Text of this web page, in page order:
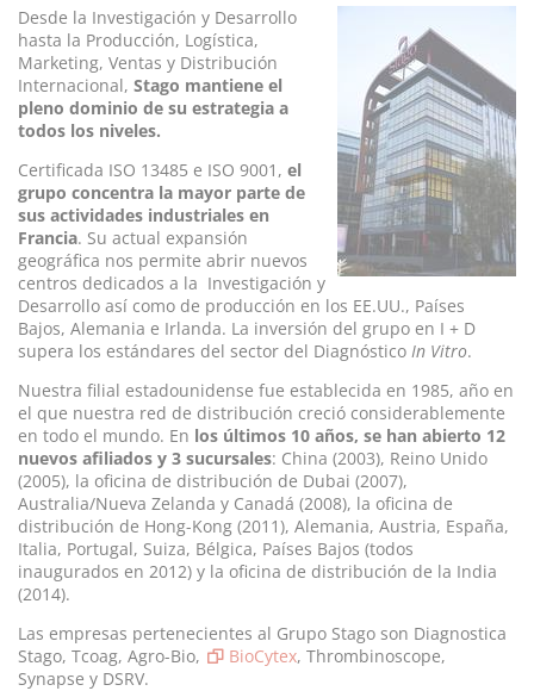
Desde la Investigación y Desarrollo
hasta la Producción, Logística,
Marketing, Ventas y Distribución
Internacional, Stago mantiene el
pleno dominio de su estrategia a
todos los niveles.
Certificada ISO 13485 e ISO 9001, el
grupo concentra la mayor parte de
sus actividades industriales en
Francia. Su actual expansión
geográfica nos permite abrir nuevos
centros dedicados a la Investigación y
Desarrollo así como de producción en los EE.UU., Países
Bajos, Alemania e Irlanda. La inversión del grupo en I + D
supera los estándares del sector del Diagnóstico In Vitro.
Nuestra filial estadounidense fue establecida en 1985, año en
el que nuestra red de distribución creció considerablemente
en todo el mundo. En los últimos 10 años, se han abierto 12
nuevos afiliados y 3 sucursales: China (2003), Reino Unido
(2005), la oficina de distribución de Dubai (2007),
Australia/Nueva Zelanda y Canadá (2008), la oficina de
distribución de Hong-Kong (2011), Alemania, Austria, España,
Italia, Portugal, Suiza, Bélgica, Países Bajos (todos
inaugurados en 2012) y la oficina de distribución de la India
(2014).
Las empresas pertenecientes al Grupo Stago son Diagnostica
Stago, Tcoag, Agro-Bio,
BioCytex, Thrombinoscope,
Synapse y DSRV.